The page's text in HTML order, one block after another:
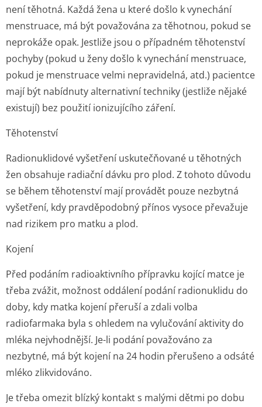
není těhotná. Každá žena u které došlo k vynechání
menstruace, má být považována za těhotnou, pokud se
neprokáže opak. Jestliže jsou o případném těhotenství
pochyby (pokud u ženy došlo k vynechání menstruace,
pokud je menstruace velmi nepravidelná, atd.) pacientce
mají být nabídnuty alternativní techniky (jestliže nějaké
existují) bez použití ionizujícího záření.
Těhotenství
Radionuklidové vyšetření uskutečňované u těhotných
žen obsahuje radiační dávku pro plod. Z tohoto důvodu
se během těhotenství mají provádět pouze nezbytná
vyšetření, kdy pravděpodobný přínos vysoce převažuje
nad rizikem pro matku a plod.
Kojení
Před podáním radioaktivního přípravku kojící matce je
třeba zvážit, možnost oddálení podání radionuklidu do
doby, kdy matka kojení přeruší a zdali volba
radiofarmaka byla s ohledem na vylučování aktivity do
mléka nejvhodnější. Je-li podání považováno za
nezbytné, má být kojení na 24 hodin přerušeno a odsáté
mléko zlikvidováno.
Je třeba omezit blízký kontakt s malými dětmi po dobu